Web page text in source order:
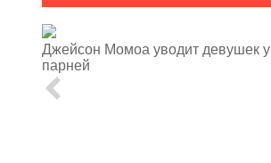
Джейсон Момоа уводит девушек у
парней